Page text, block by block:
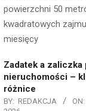
powierzchni 50
kwadratowych
miesięcy
Zadatek a
nieruchomości –
różnice
BY: REDAKCJA ON: